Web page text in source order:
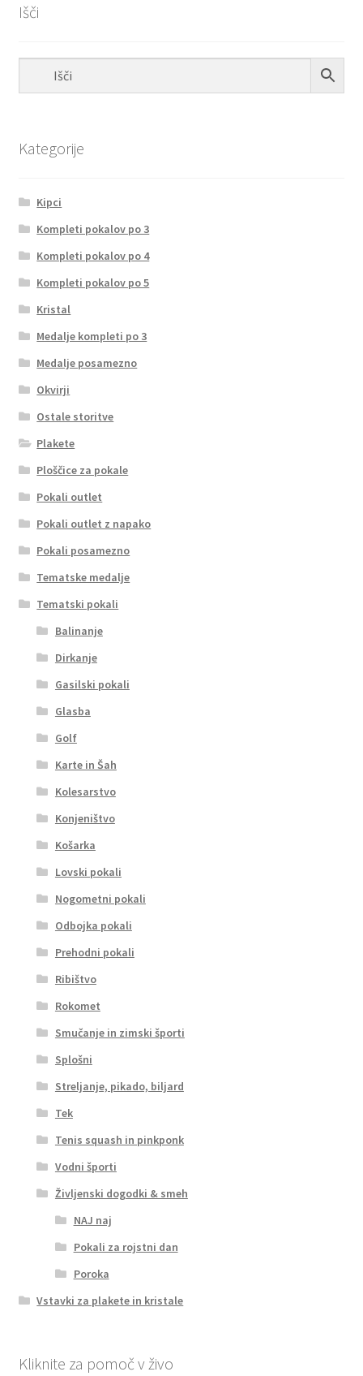
Išči
Kategorije
Kipci
Kompleti pokalov po 3
Kompleti pokalov po 4
Kompleti pokalov po 5
Kristal
Medalje kompleti po 3
Medalje posamezno
Okvirji
Ostale storitve
Plakete
Ploščice za pokale
Pokali outlet
Pokali outlet z napako
Pokali posamezno
Tematske medalje
Tematski pokali
Balinanje
Dirkanje
Gasilski pokali
Glasba
Golf
Karte in Šah
Kolesarstvo
Konjeništvo
Košarka
Lovski pokali
Nogometni pokali
Odbojka pokali
Prehodni pokali
Ribištvo
Rokomet
Smučanje in zimski športi
Splošni
Streljanje, pikado, biljard
Tek
Tenis squash in pinkponk
Vodni športi
Življenski dogodki & smeh
NAJ naj
Pokali za rojstni dan
Poroka
Vstavki za plakete in kristale
Kliknite za pomoč v živo